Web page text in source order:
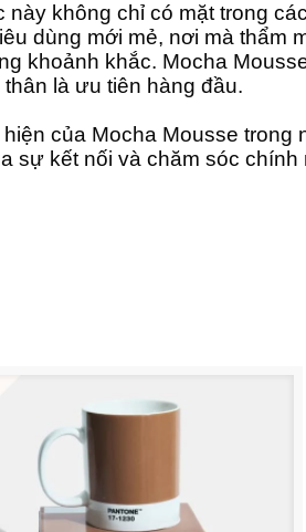
này không chỉ có mặt trong
dùng mới mẻ, nơi mà thẩm
khoảnh khắc. Mocha
là ưu tiên hàng đầu.
của Mocha Mousse trong
sự kết nối và chăm sóc